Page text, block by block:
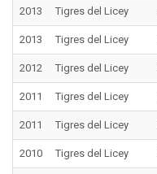
2013 Tigres del Licey
2013 Tigres del Licey
2012 Tigres del Licey
2011 Tigres del Licey
2011 Tigres del Licey
2010 Tigres del Licey